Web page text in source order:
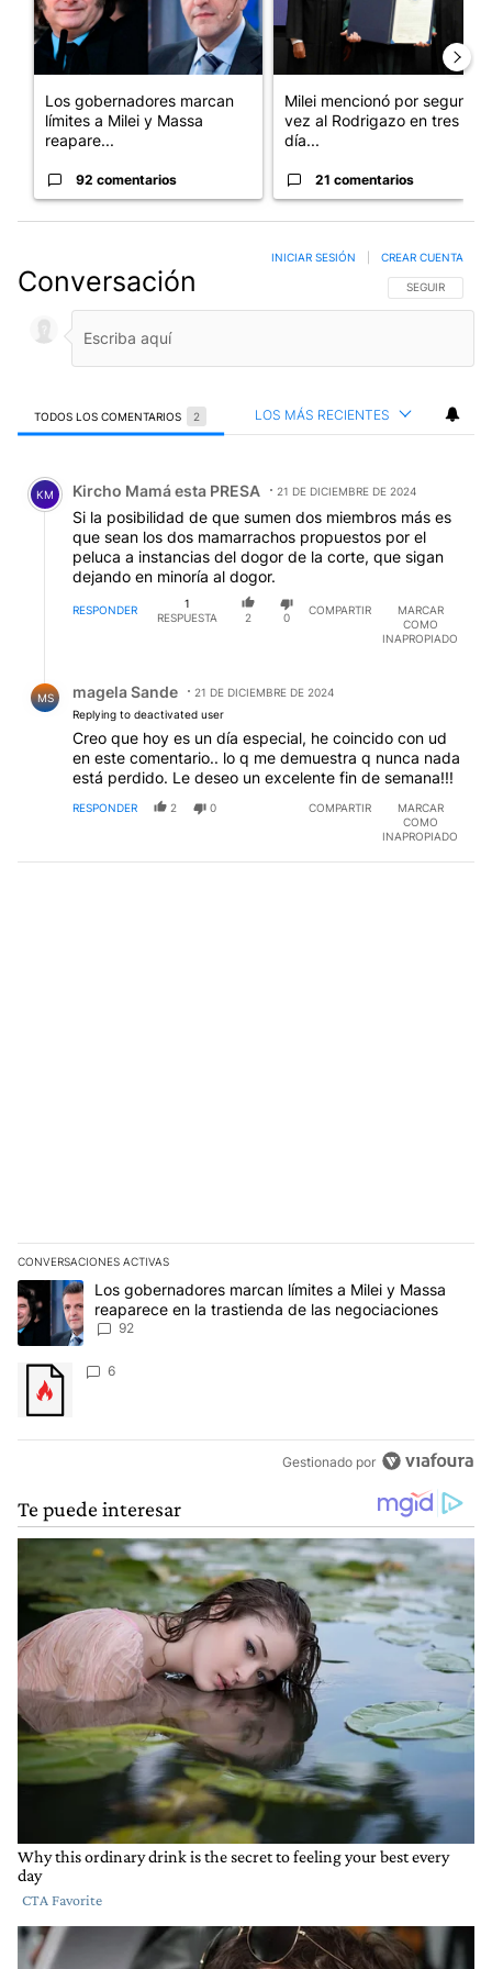
Los gobernadores marcan
límites a Milei y Massa
reapare...
92 comentarios
Milei mencionó por segunda
vez al Rodrigazo en tres
día...
21 comentarios
Conversación SIGA ESTA
SEGUIR
INICIAR SESIÓN CREAR CUENTA
TODOS LOS COMENTARIOS 2 LOS MÁS RECIENTES
Comentario de Kircho Mamá esta PRESA.
KM Kircho Mamá esta PRESA 21 DE DICIEMBRE DE 2024
Si la posibilidad de que sumen dos miembros más es
que sean los dos mamarrachos propuestos por el
peluca a instancias del dogor de la corte, que sigan
dejando en minoría al dogor.
RESPONDER
1
RESPUESTA
2 0
COMPARTIR
MARCAR
COMO
INAPROPIADO
MS magela Sande
21 DE DICIEMBRE DE 2024
Replying to deactivated user
Creo que hoy es un día especial, he coincido con ud
en este comentario.. lo q me demuestra q nunca nada
está perdido. Le deseo un excelente fin de semana!!!
RESPONDER 2 0 COMPARTIR
MARCAR
COMO
INAPROPIADO
CONVERSACIONES ACTIVAS
Este listado muestra los artículos con más comentarios en los
Un artículo de tendencia con el título "Los gobernadores marcan
Los gobernadores marcan límites a Milei y Massa
reaparece en la trastienda de las negociaciones
92
Un artículo de tendencia con el título "" con 6 comentarios.
6
Gestionado por